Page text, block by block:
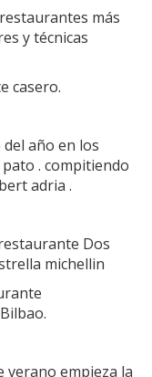
más
y técnicas
casero.
año en los
. compitiendo
adria .
Dos
michellin
verano empieza la